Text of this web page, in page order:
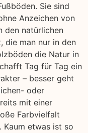
Sie sind
Anzeichen von
den natürlichen
die man nur in den
die Natur in
Tag für Tag ein
– besser geht
oder
mit einer
Farbvielfalt
Kaum etwas ist so